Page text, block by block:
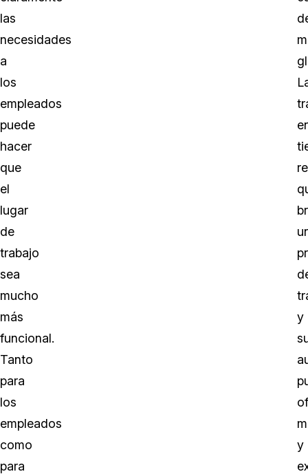
las
necesidades
a
los
empleados
puede
hacer
que
el
lugar
de
trabajo
sea
mucho
más
funcional.
Tanto
para
los
empleados
como
para
y
y